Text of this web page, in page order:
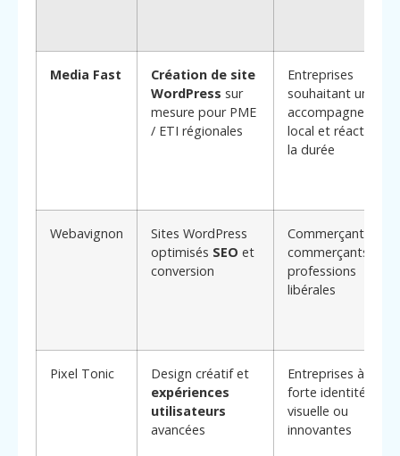
Media Fast
Création de site
WordPress sur
mesure pour PME
/ ETI régionales
Entreprises
souhaitant un
accompagnement
local et réactif sur
la durée
Webavignon
Sites WordPress
optimisés SEO et
conversion
Commerçants, e-
commerçants,
professions
libérales
Pixel Tonic
Design créatif et
expériences
utilisateurs
avancées
Entreprises à
forte identité
visuelle ou
innovantes